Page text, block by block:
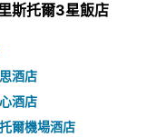
斯托爾3星​飯店
酒店
酒店
爾機場酒店